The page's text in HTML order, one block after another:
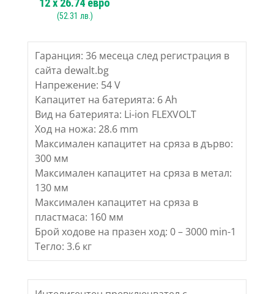
12x 26.74 евро
(52.31 лв.)
Гаранция: 36 месеца след регистрация в
сайта dewalt.bg
Напрежение: 54 V
Капацитет на батерията: 6 Ah
Вид на батерията: Li-ion FLEXVOLT
Ход на ножа: 28.6 mm
Максимален капацитет на сряза в дърво:
300 мм
Максимален капацитет на сряза в метал:
130 мм
Максимален капацитет на сряза в
пластмаса: 160 мм
Брой ходове на празен ход: 0 – 3000 min-1
Тегло: 3.6 кг